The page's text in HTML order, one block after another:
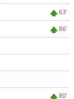
63'
86'
80'